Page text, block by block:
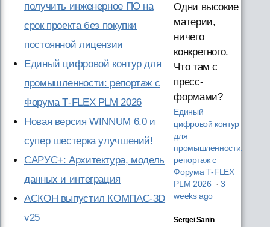
получить инженерное ПО на
срок проекта без покупки
постоянной лицензии
Единый цифровой контур для
промышленности: репортаж с
Форума T‑FLEX PLM 2026
Новая версия WINNUM 6.0 и
супер шестерка улучшений!
САРУС+: Архитектура, модель
данных и интеграция
АСКОН выпустил КОМПАС-3D
v25
Одни высокие
материи,
ничего
конкретного.
Что там с
пресс-
формами?
Единый
цифровой контур
для
промышленности:
репортаж с
Форума T‑FLEX
PLM 2026 · 3
weeks ago
Sergei Sanin